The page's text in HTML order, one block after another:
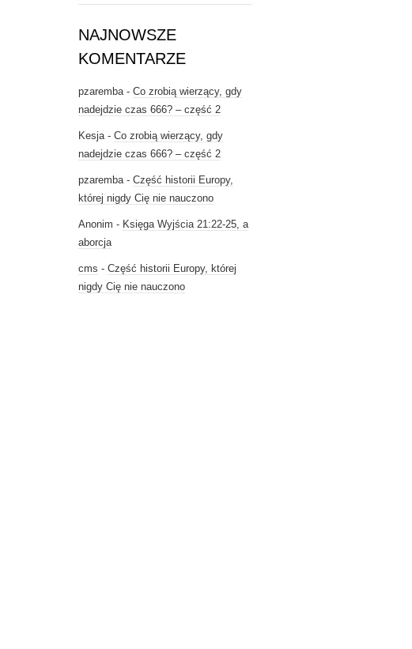
NAJNOWSZE
KOMENTARZE
pzaremba- Co zrobią wierzący, gdy
nadejdzie czas 666? – część 2
Kesja- Co zrobią wierzący, gdy
nadejdzie czas 666? – część 2
pzaremba- Część historii Europy,
której nigdy Cię nie nauczono
Anonim - Księga Wyjścia 21:22-25, a
aborcja
cms - Część historii Europy, której
nigdy Cię nie nauczono